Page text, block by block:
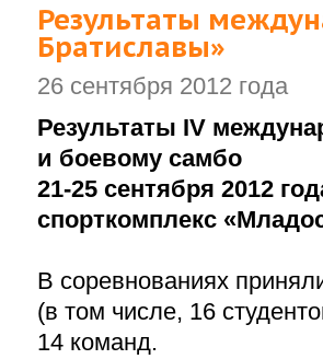
Результаты
Братиславы»
26 сентября 2012 года
Результаты IV
и боевому самбо
21-25 сентября 2012
спорткомплекс
В соревнованиях
(в том числе, 16
14 команд.